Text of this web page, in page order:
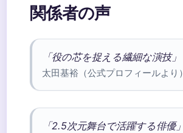
関係者の声
「役の芯を捉える繊細な演技」
太田基裕（公式プロフィールより）
「2.5次元舞台で活躍する俳優」